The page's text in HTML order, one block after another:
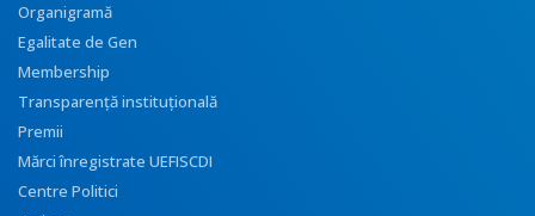
Organigramă
Egalitate de Gen
Membership
Transparenţă instituţională
Premii
Mărci înregistrate UEFISCDI
Centre Politici